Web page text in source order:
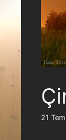
21